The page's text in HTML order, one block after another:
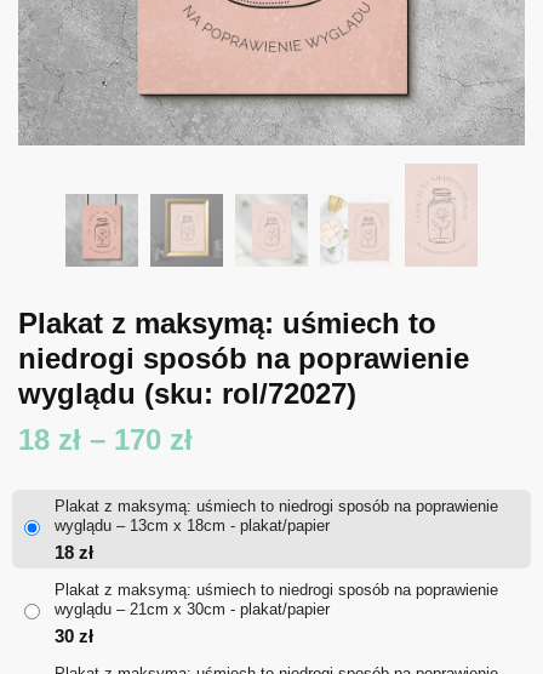
Plakat z maksymą: uśmiech to
niedrogi sposób na poprawienie
wyglądu (sku: rol/72027)
18 zł – 170 złZakres
od
18 zł
do
Plakat z maksymą: uśmiech to niedrogi sposób na poprawienie
wyglądu – 13cm x 18cm - plakat/papier
18 zł
Plakat z maksymą: uśmiech to niedrogi sposób na poprawienie
wyglądu – 21cm x 30cm - plakat/papier
30 zł